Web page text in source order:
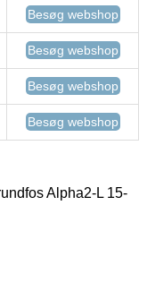
Besøg webshop
Besøg webshop
Besøg webshop
Besøg webshop
Alpha2-L 15-